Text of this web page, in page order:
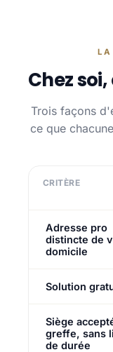
LA
Chez soi,
Trois façons
ce que
CRITÈRE
Adresse pro
distincte de
domicile
Solution
Siège
greffe, sans
de durée